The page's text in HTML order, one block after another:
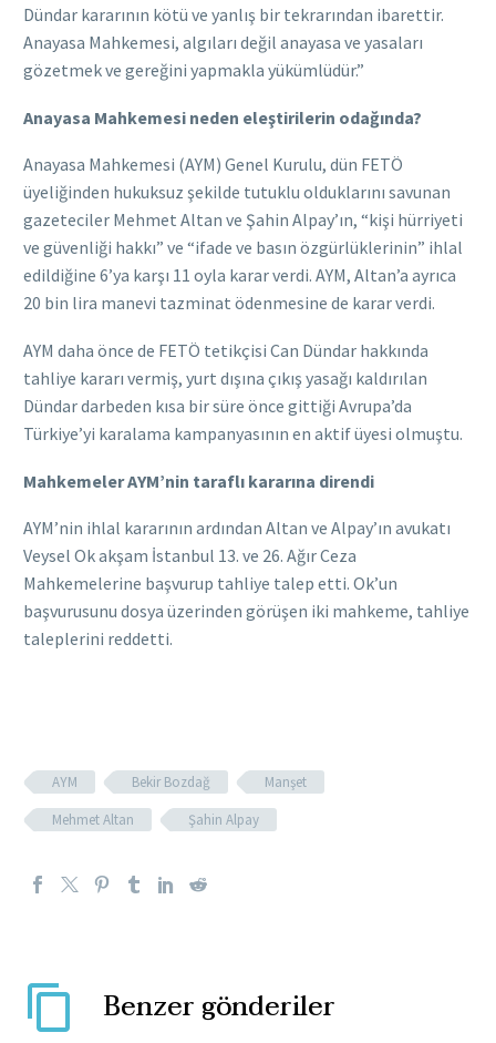
Dündar kararının kötü ve yanlış bir tekrarından ibarettir.
Anayasa Mahkemesi, algıları değil anayasa ve yasaları
gözetmek ve gereğini yapmakla yükümlüdür.”
Anayasa Mahkemesi neden eleştirilerin odağında?
Anayasa Mahkemesi (AYM) Genel Kurulu, dün FETÖ
üyeliğinden hukuksuz şekilde tutuklu olduklarını savunan
gazeteciler Mehmet Altan ve Şahin Alpay’ın, “kişi hürriyeti
ve güvenliği hakkı” ve “ifade ve basın özgürlüklerinin” ihlal
edildiğine 6’ya karşı 11 oyla karar verdi. AYM, Altan’a ayrıca
20 bin lira manevi tazminat ödenmesine de karar verdi.
AYM daha önce de FETÖ tetikçisi Can Dündar hakkında
tahliye kararı vermiş, yurt dışına çıkış yasağı kaldırılan
Dündar darbeden kısa bir süre önce gittiği Avrupa’da
Türkiye’yi karalama kampanyasının en aktif üyesi olmuştu.
Mahkemeler AYM’nin taraflı kararına direndi
AYM’nin ihlal kararının ardından Altan ve Alpay’ın avukatı
Veysel Ok akşam İstanbul 13. ve 26. Ağır Ceza
Mahkemelerine başvurup tahliye talep etti. Ok’un
başvurusunu dosya üzerinden görüşen iki mahkeme, tahliye
taleplerini reddetti.
AYM Bekir Bozdağ
Manşet
Mehmet Altan
Şahin Alpay
Benzer gönderiler